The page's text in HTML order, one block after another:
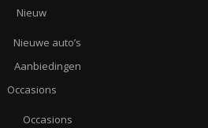
Nieuw
Nieuwe auto’s
Aanbiedingen
Occasions
Occasions